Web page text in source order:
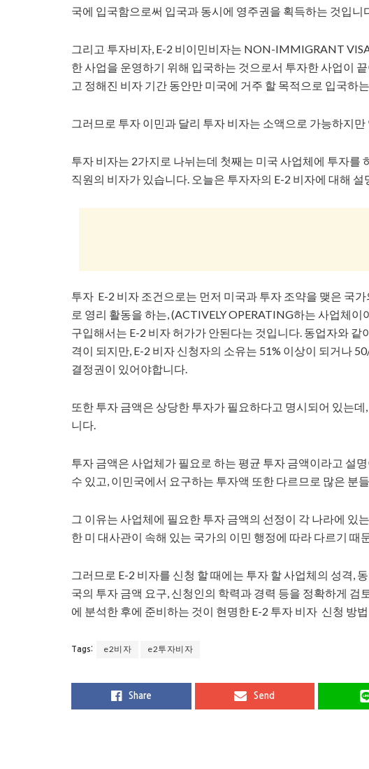
국에 입국함으로써 입국과 동시에 영주권을 획득하는 것입
그리고 투자비자, E-2 비이민비자는 NON-IMMIGRANT
한 사업을 운영하기 위해 입국하는 것으로서 투자한 사업이
고 정해진 비자 기간 동안만 미국에 거주 할 목적으로 입국하
그러므로 투자 이민과 달리 투자 비자는 소액으로 가능하지
투자 비자는 2가지로 나뉘는데 첫째는 미국 사업체에 투자를
직원의 비자가 있습니다. 오늘은 투자자의 E-2 비자에 대해 설
투자 E-2 비자 조건으로는 먼저 미국과 투자 조약을 맺은 국
로 영리 활동을 하는, (ACTIVELY OPERATING하는 사업체
구입해서는 E-2 비자 허가가 안된다는 것입니다. 동업자와
격이 되지만, E-2 비자 신청자의 소유는 51% 이상이 되거나
결정권이 있어야합니다.
또한 투자 금액은 상당한 투자가 필요하다고 명시되어 있는
니다.
투자 금액은 사업체가 필요로 하는 평균 투자 금액이라고 설
수 있고, 이민국에서 요구하는 투자액 또한 다르므로 많은 분
그 이유는 사업체에 필요한 투자 금액의 선정이 각 나라에 있
한 미 대사관이 속해 있는 국가의 이민 행정에 따라 다르기 때
그러므로 E-2 비자를 신청 할 때에는 투자 할 사업체의 성격,
국의 투자 금액 요구, 신청인의 학력과 경력 등을 정확하게 검
에 분석한 후에 준비하는 것이 현명한 E-2 투자 비자 신청 방
Tags: e2비자 e2투자비자
Share Send